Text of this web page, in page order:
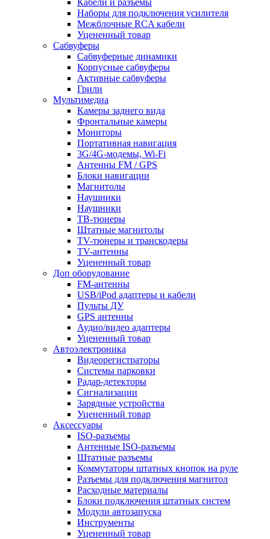
Кабели и разъемы
Наборы для подключения усилителя
Межблочные RCA кабели
Уцененный товар
Сабвуферы
Сабвуферные динамики
Корпусные сабвуферы
Активные сабвуферы
Грили
Мультимедиа
Камеры заднего вида
Фронтальные камеры
Мониторы
Портативная навигация
3G/4G-модемы, Wi-Fi
Антенны FM / GPS
Блоки навигации
Магнитолы
Наушники
Наушники
ТВ-тюнеры
Штатные магнитолы
TV-тюнеры и транскодеры
TV-антенны
Уцененный товар
Доп оборудование
FM-антенны
USB/iPod адаптеры и кабели
Пульты ДУ
GPS антенны
Аудио/видео адаптеры
Уцененный товар
Автоэлектроника
Видеорегистраторы
Системы парковки
Радар-детекторы
Сигнализации
Зарядные устройства
Уцененный товар
Аксессуары
ISO-разъемы
Антенные ISO-разъемы
Штатные разъемы
Коммутаторы штатных кнопок на руле
Разъемы для подключения магнитол
Расходные материалы
Блоки подключения штатных систем
Модули автозапуска
Инструменты
Уцененный товар